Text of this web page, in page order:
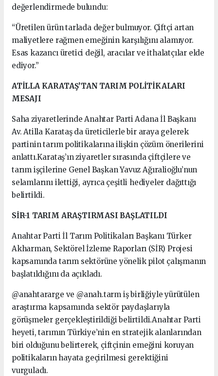
değerlendirmede bulundu:
“Üretilen ürün tarlada değer bulmuyor. Çiftçi artan
maliyetlere rağmen emeğinin karşılığını alamıyor.
Esas kazancı üretici değil, aracılar ve ithalatçılar elde
ediyor.”
ATİLLA KARATAŞ’TAN TARIM POLİTİKALARI
MESAJI
Saha ziyaretlerinde Anahtar Parti Adana İl Başkanı
Av. Atilla Karataş da üreticilerle bir araya gelerek
partinin tarım politikalarına ilişkin çözüm önerilerini
anlattı.Karataş’ın ziyaretler sırasında çiftçilere ve
tarım işçilerine Genel Başkan Yavuz Ağıralioğlu’nun
selamlarını ilettiği, ayrıca çeşitli hediyeler dağıttığı
belirtildi.
SİR-1 TARIM ARAŞTIRMASI BAŞLATILDI
Anahtar Parti İl Tarım Politikaları Başkanı Türker
Akharman, Sektörel İzleme Raporları (SİR) Projesi
kapsamında tarım sektörüne yönelik pilot çalışmanın
başlatıldığını da açıkladı.
@anahtararge ve @anah.tarm iş birliğiyle yürütülen
araştırma kapsamında sektör paydaşlarıyla
görüşmeler gerçekleştirildiği belirtildi.Anahtar Parti
heyeti, tarımın Türkiye’nin en stratejik alanlarından
biri olduğunu belirterek, çiftçinin emeğini koruyan
politikaların hayata geçirilmesi gerektiğini
vurguladı.